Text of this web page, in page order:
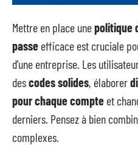
Mettre en place unepolitique
passe efficace est cruciale
d’une entreprise. Les
descodes solides, élaborer
pour chaque compte et
derniers. Pensez à bien
complexes.